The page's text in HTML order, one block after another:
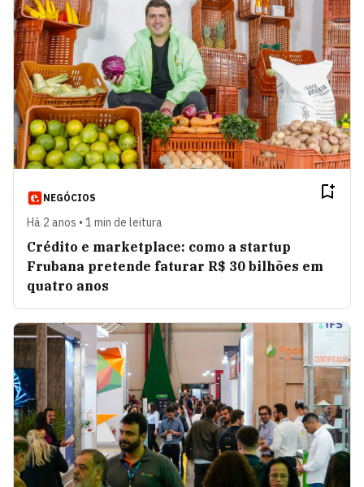
NEGÓCIOS
Há 2 anos • 1 min de leitura
Crédito e marketplace: como a startup
Frubana pretende faturar R$ 30 bilhões em
quatro anos